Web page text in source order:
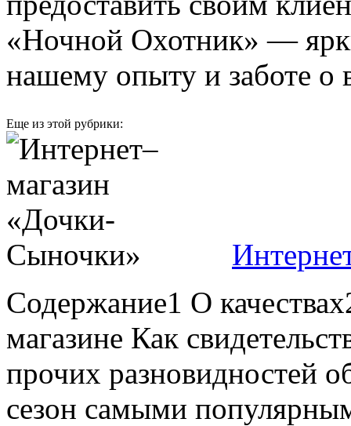
«Ночной Охотник» —
нашему опыту и заботе о
Еще из этой рубрики:
Содержание1 О
магазине Как
прочих разновидностей
сезон самыми